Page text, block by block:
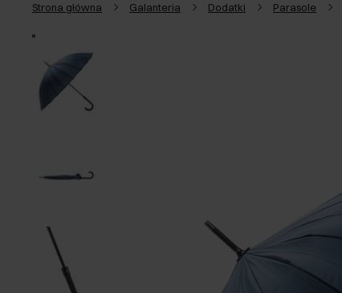
Strona główna Galanteria Dodatki Parasole